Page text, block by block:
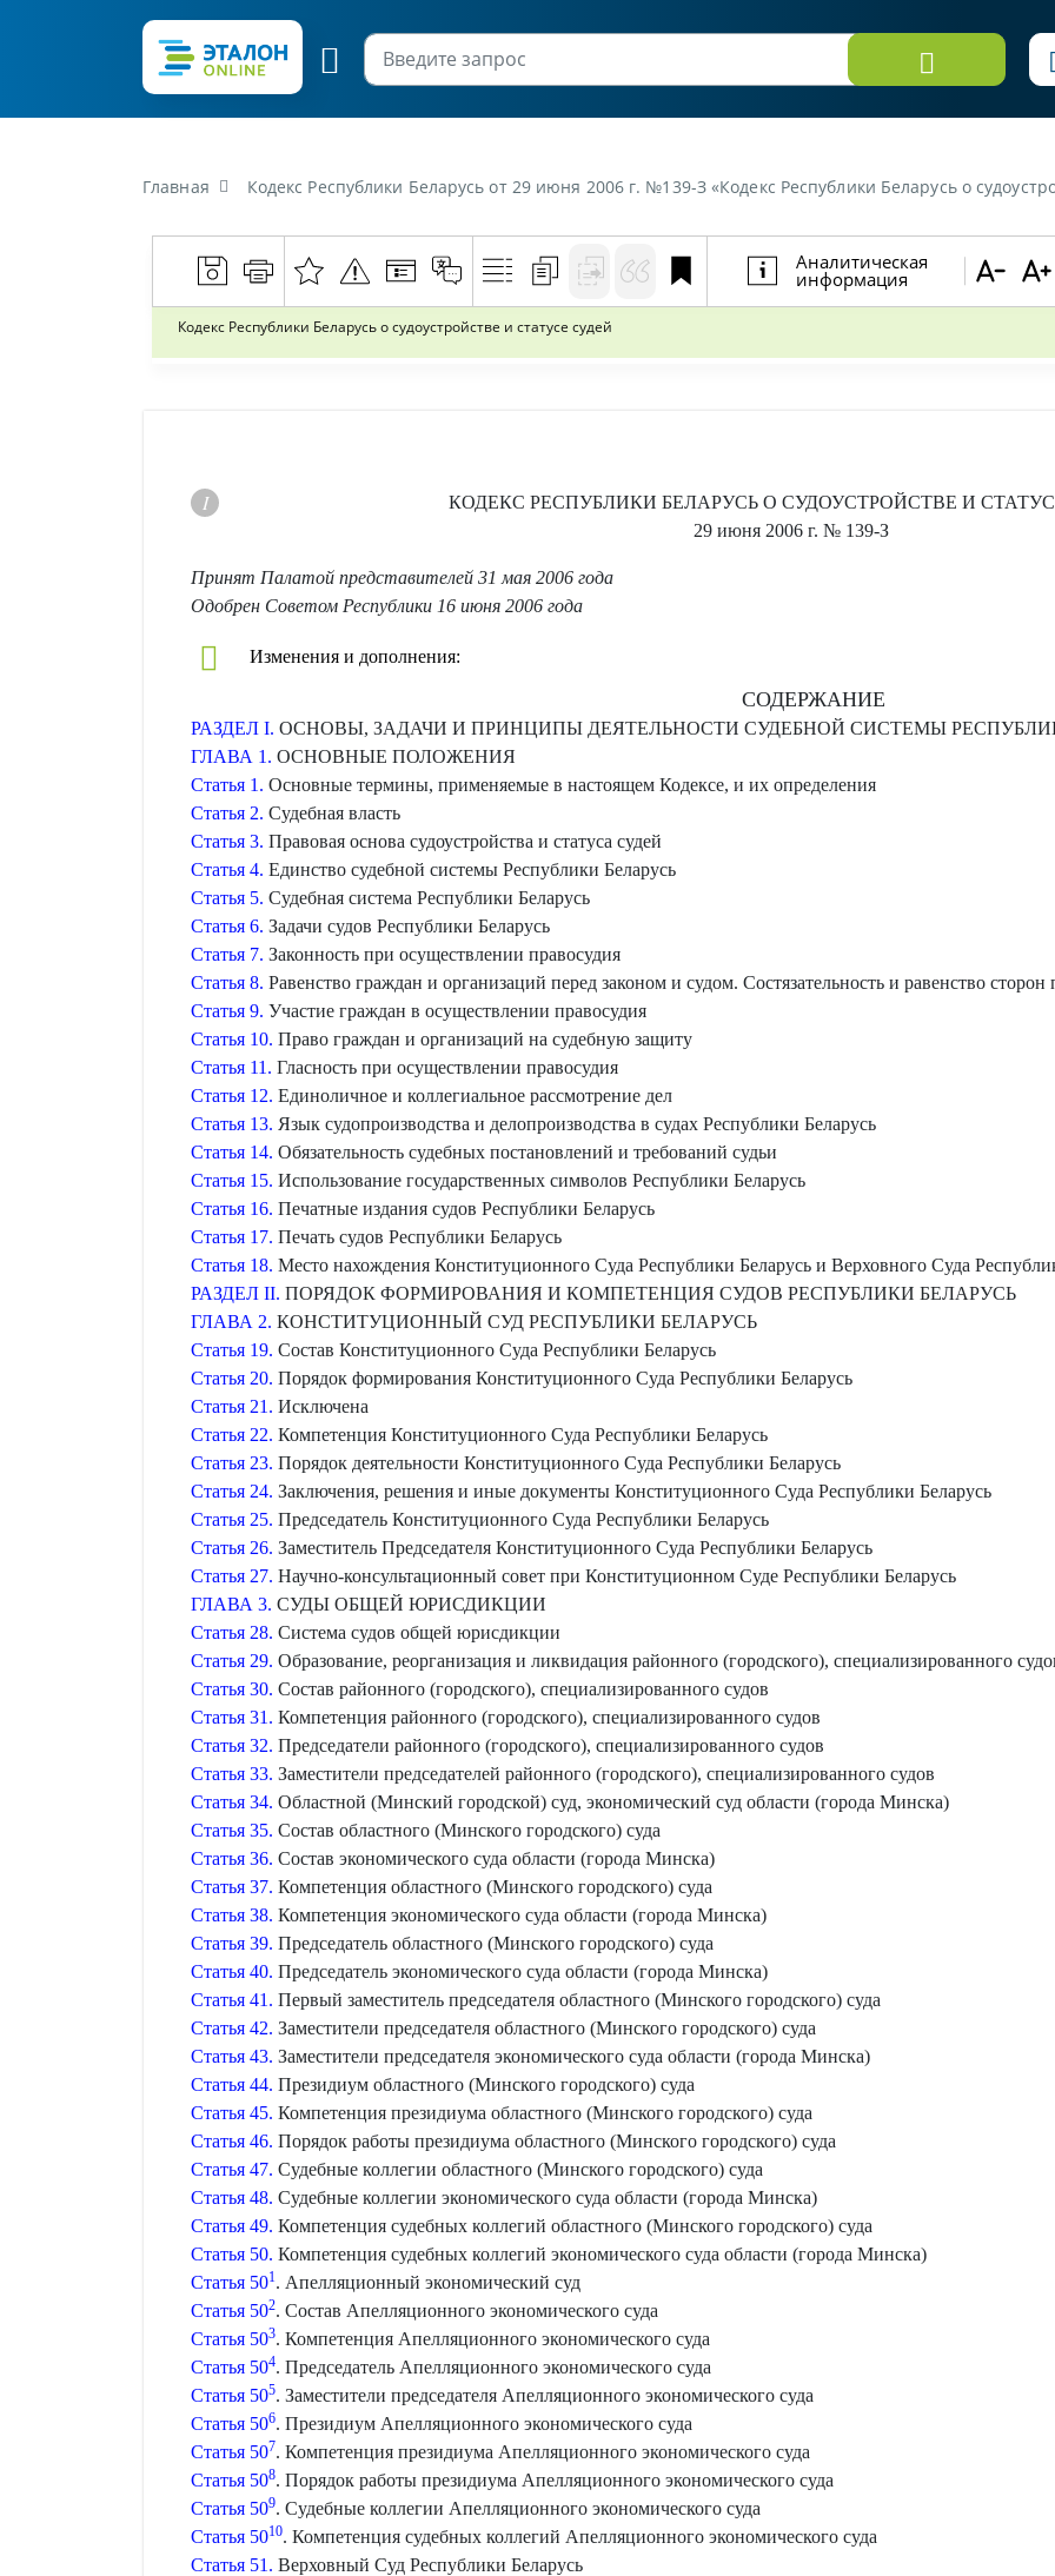
Главная Кодекс Республики Беларусь от 29 июня 2006 г. №139-З «Кодекс Республики Беларусь о
Аналитическая
информация
Кодекс Республики Беларусь о судоустройстве и статусе судей
КОДЕКС РЕСПУБЛИКИ БЕЛАРУСЬ О СУДОУСТРОЙСТВЕ И
29 июня 2006 г. № 139-З
Принят Палатой представителей 31 мая 2006 года
Одобрен Советом Республики 16 июня 2006 года
Изменения и дополнения:
СОДЕРЖАНИЕ
РАЗДЕЛ I. ОСНОВЫ, ЗАДАЧИ И ПРИНЦИПЫ ДЕЯТЕЛЬНОСТИ СУДЕБНОЙ СИСТЕМЫ
ГЛАВА 1. ОСНОВНЫЕ ПОЛОЖЕНИЯ
Статья 1. Основные термины, применяемые в настоящем Кодексе, и их определения
Статья 2. Судебная власть
Статья 3. Правовая основа судоустройства и статуса судей
Статья 4. Единство судебной системы Республики Беларусь
Статья 5. Судебная система Республики Беларусь
Статья 6. Задачи судов Республики Беларусь
Статья 7. Законность при осуществлении правосудия
Статья 8. Равенство граждан и организаций перед законом и судом. Состязательность и равенство
Статья 9. Участие граждан в осуществлении правосудия
Статья 10. Право граждан и организаций на судебную защиту
Статья 11. Гласность при осуществлении правосудия
Статья 12. Единоличное и коллегиальное рассмотрение дел
Статья 13. Язык судопроизводства и делопроизводства в судах Республики Беларусь
Статья 14. Обязательность судебных постановлений и требований судьи
Статья 15. Использование государственных символов Республики Беларусь
Статья 16. Печатные издания судов Республики Беларусь
Статья 17. Печать судов Республики Беларусь
Статья 18. Место нахождения Конституционного Суда Республики Беларусь и Верховного Суда
РАЗДЕЛ II. ПОРЯДОК ФОРМИРОВАНИЯ И КОМПЕТЕНЦИЯ СУДОВ РЕСПУБЛИКИ БЕЛАРУСЬ
ГЛАВА 2. КОНСТИТУЦИОННЫЙ СУД РЕСПУБЛИКИ БЕЛАРУСЬ
Статья 19. Состав Конституционного Суда Республики Беларусь
Статья 20. Порядок формирования Конституционного Суда Республики Беларусь
Статья 21. Исключена
Статья 22. Компетенция Конституционного Суда Республики Беларусь
Статья 23. Порядок деятельности Конституционного Суда Республики Беларусь
Статья 24. Заключения, решения и иные документы Конституционного Суда Республики Беларусь
Статья 25. Председатель Конституционного Суда Республики Беларусь
Статья 26. Заместитель Председателя Конституционного Суда Республики Беларусь
Статья 27. Научно-консультационный совет при Конституционном Суде Республики Беларусь
ГЛАВА 3. СУДЫ ОБЩЕЙ ЮРИСДИКЦИИ
Статья 28. Система судов общей юрисдикции
Статья 29. Образование, реорганизация и ликвидация районного (городского), специализированного
Статья 30. Состав районного (городского), специализированного судов
Статья 31. Компетенция районного (городского), специализированного судов
Статья 32. Председатели районного (городского), специализированного судов
Статья 33. Заместители председателей районного (городского), специализированного судов
Статья 34. Областной (Минский городской) суд, экономический суд области (города Минска)
Статья 35. Состав областного (Минского городского) суда
Статья 36. Состав экономического суда области (города Минска)
Статья 37. Компетенция областного (Минского городского) суда
Статья 38. Компетенция экономического суда области (города Минска)
Статья 39. Председатель областного (Минского городского) суда
Статья 40. Председатель экономического суда области (города Минска)
Статья 41. Первый заместитель председателя областного (Минского городского) суда
Статья 42. Заместители председателя областного (Минского городского) суда
Статья 43. Заместители председателя экономического суда области (города Минска)
Статья 44. Президиум областного (Минского городского) суда
Статья 45. Компетенция президиума областного (Минского городского) суда
Статья 46. Порядок работы президиума областного (Минского городского) суда
Статья 47. Судебные коллегии областного (Минского городского) суда
Статья 48. Судебные коллегии экономического суда области (города Минска)
Статья 49. Компетенция судебных коллегий областного (Минского городского) суда
Статья 50. Компетенция судебных коллегий экономического суда области (города Минска)
Статья 501. Апелляционный экономический суд
Статья 502. Состав Апелляционного экономического суда
Статья 503. Компетенция Апелляционного экономического суда
Статья 504. Председатель Апелляционного экономического суда
Статья 505. Заместители председателя Апелляционного экономического суда
Статья 506. Президиум Апелляционного экономического суда
Статья 507. Компетенция президиума Апелляционного экономического суда
Статья 508. Порядок работы президиума Апелляционного экономического суда
Статья 509. Судебные коллегии Апелляционного экономического суда
Статья 5010. Компетенция судебных коллегий Апелляционного экономического суда
Статья 51. Верховный Суд Республики Беларусь